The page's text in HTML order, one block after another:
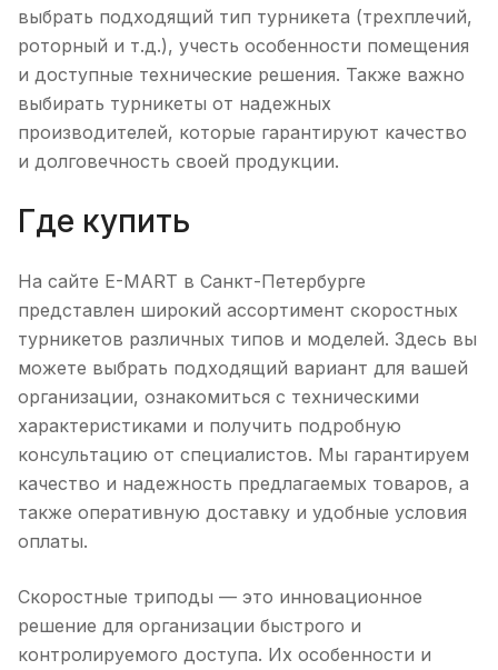
выбрать подходящий тип турникета (трехплечий,
роторный и т.д.), учесть особенности помещения
и доступные технические решения. Также важно
выбирать турникеты от надежных
производителей, которые гарантируют качество
и долговечность своей продукции.
Где купить
На сайте E-MART в Санкт-Петербурге
представлен широкий ассортимент скоростных
турникетов различных типов и моделей. Здесь вы
можете выбрать подходящий вариант для вашей
организации, ознакомиться с техническими
характеристиками и получить подробную
консультацию от специалистов. Мы гарантируем
качество и надежность предлагаемых товаров, а
также оперативную доставку и удобные условия
оплаты.
Скоростные триподы — это инновационное
решение для организации быстрого и
контролируемого доступа. Их особенности и